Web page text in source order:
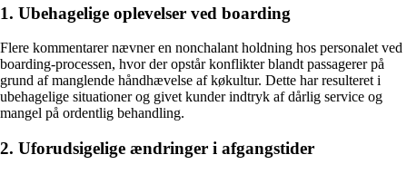
1. Ubehagelige oplevelser ved boarding
Flere kommentarer nævner en nonchalant holdning hos personalet ved
boarding-processen, hvor der opstår konflikter blandt passagerer på
grund af manglende håndhævelse af køkultur. Dette har resulteret i
ubehagelige situationer og givet kunder indtryk af dårlig service og
mangel på ordentlig behandling.
2. Uforudsigelige ændringer i afgangstider